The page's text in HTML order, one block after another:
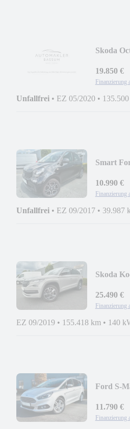
Skoda
19.850 €
Finanzierung
Unfallfrei • EZ 05/2020 •
Smart
10.990 €
Finanzierung
Unfallfrei • EZ 09/2017 • 39.987
Skoda
25.490 €
Finanzierung
EZ 09/2019 • 155.418 km • 140
Ford S-
11.790 €
Finanzierung